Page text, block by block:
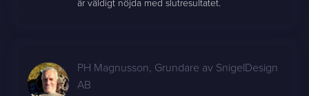
är väldigt nöjda med slutresultatet.
PH Magnusson, Grundare av SnigelDesign
AB